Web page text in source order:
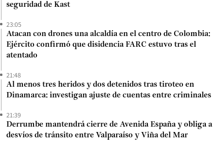
seguridad de Kast
23:05
Atacan con drones una alcaldía en el centro de Colombia:
Ejército confirmó que disidencia FARC estuvo tras el
atentado
21:48
Al menos tres heridos y dos detenidos tras tiroteo en
Dinamarca: investigan ajuste de cuentas entre criminales
21:39
Derrumbe mantendrá cierre de Avenida España y obliga a
desvíos de tránsito entre Valparaíso y Viña del Mar